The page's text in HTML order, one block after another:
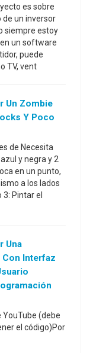
es sobre
de un inversor
siempre estoy
un software
puede
TV, vent
Un Zombie
Y Poco
de Necesita
y negra y 2
en un punto,
a los lados
Pintar el
Una
Con Interfaz
YouTube (debe
el código)Por